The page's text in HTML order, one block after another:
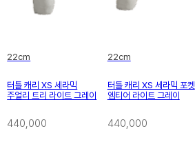
22cm
터틀 캐리 XS 세라믹
주얼리 트리 라이트 그레이
440,000
22cm
터틀 캐리 XS 세라믹 포켓
엠티어 라이트 그레이
440,000